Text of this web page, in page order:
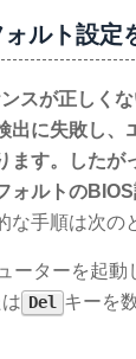
ルト設定
スが正しく
出に失敗し、
ます。したが
ォルトの
な手順は次の
ーターを起動
は Del
キーを